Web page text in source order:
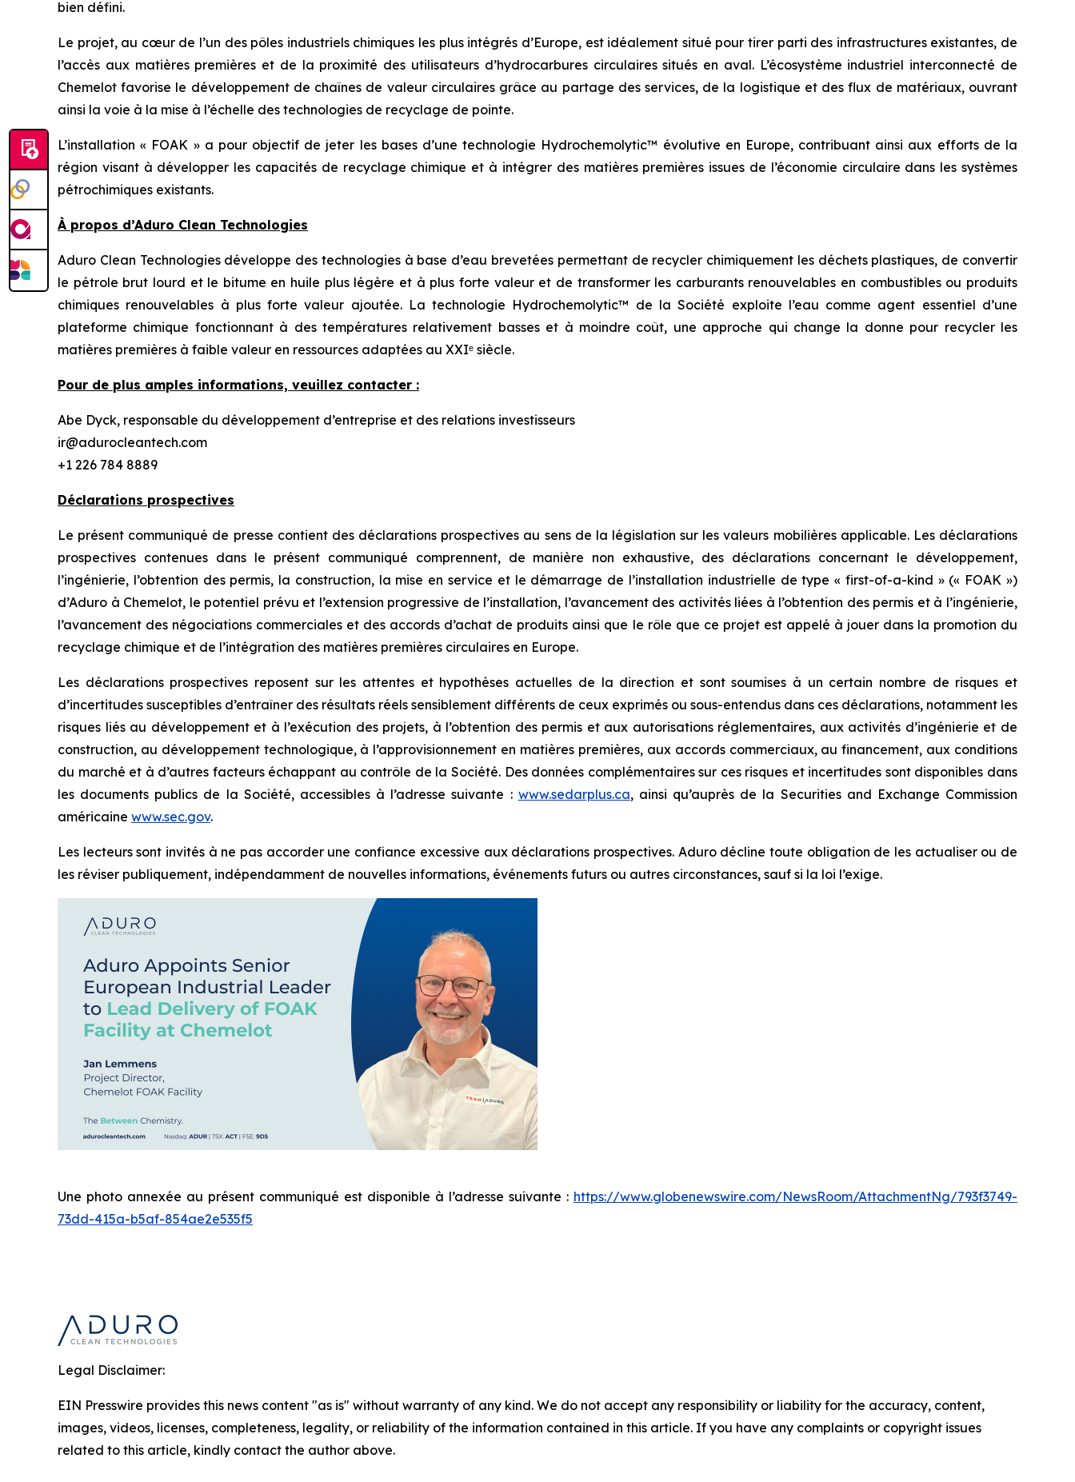
bien défini.
Le projet, au cœur de l’un des pôles industriels chimiques les plus intégrés d’Europe, est idéalement situé pour tirer parti des infrastructures existantes, de
l’accès aux matières premières et de la proximité des utilisateurs d’hydrocarbures circulaires situés en aval. L’écosystème industriel interconnecté de
Chemelot favorise le développement de chaînes de valeur circulaires grâce au partage des services, de la logistique et des flux de matériaux, ouvrant
ainsi la voie à la mise à l’échelle des technologies de recyclage de pointe.
L’installation « FOAK » a pour objectif de jeter les bases d’une technologie Hydrochemolytic™ évolutive en Europe, contribuant ainsi aux efforts de la
région visant à développer les capacités de recyclage chimique et à intégrer des matières premières issues de l’économie circulaire dans les systèmes
pétrochimiques existants.
À propos d’Aduro Clean Technologies
Aduro Clean Technologies développe des technologies à base d’eau brevetées permettant de recycler chimiquement les déchets plastiques, de convertir
le pétrole brut lourd et le bitume en huile plus légère et à plus forte valeur et de transformer les carburants renouvelables en combustibles ou produits
chimiques renouvelables à plus forte valeur ajoutée. La technologie Hydrochemolytic™ de la Société exploite l’eau comme agent essentiel d’une
plateforme chimique fonctionnant à des températures relativement basses et à moindre coût, une approche qui change la donne pour recycler les
matières premières à faible valeur en ressources adaptées au XXIᵉ siècle.
Pour de plus amples informations, veuillez contacter :
Abe Dyck, responsable du développement d’entreprise et des relations investisseurs
ir@adurocleantech.com
+1 226 784 8889
Déclarations prospectives
Le présent communiqué de presse contient des déclarations prospectives au sens de la législation sur les valeurs mobilières applicable. Les déclarations
prospectives contenues dans le présent communiqué comprennent, de manière non exhaustive, des déclarations concernant le développement,
l’ingénierie, l’obtention des permis, la construction, la mise en service et le démarrage de l’installation industrielle de type « first-of-a-kind » (« FOAK »)
d’Aduro à Chemelot, le potentiel prévu et l’extension progressive de l’installation, l’avancement des activités liées à l’obtention des permis et à l’ingénierie,
l’avancement des négociations commerciales et des accords d’achat de produits ainsi que le rôle que ce projet est appelé à jouer dans la promotion du
recyclage chimique et de l’intégration des matières premières circulaires en Europe.
Les déclarations prospectives reposent sur les attentes et hypothèses actuelles de la direction et sont soumises à un certain nombre de risques et
d’incertitudes susceptibles d’entraîner des résultats réels sensiblement différents de ceux exprimés ou sous-entendus dans ces déclarations, notamment les
risques liés au développement et à l’exécution des projets, à l’obtention des permis et aux autorisations réglementaires, aux activités d’ingénierie et de
construction, au développement technologique, à l’approvisionnement en matières premières, aux accords commerciaux, au financement, aux conditions
du marché et à d’autres facteurs échappant au contrôle de la Société. Des données complémentaires sur ces risques et incertitudes sont disponibles dans
les documents publics de la Société, accessibles à l’adresse suivante : www.sedarplus.ca, ainsi qu’auprès de la Securities and Exchange Commission
américaine www.sec.gov.
Les lecteurs sont invités à ne pas accorder une confiance excessive aux déclarations prospectives. Aduro décline toute obligation de les actualiser ou de
les réviser publiquement, indépendamment de nouvelles informations, événements futurs ou autres circonstances, sauf si la loi l’exige.
Une photo annexée au présent communiqué est disponible à l’adresse suivante : https://www.globenewswire.com/NewsRoom/AttachmentNg/793f3749-
73dd-415a-b5af-854ae2e535f5
Legal Disclaimer:
EIN Presswire provides this news content "as is" without warranty of any kind. We do not accept any responsibility or liability for the accuracy, content,
images, videos, licenses, completeness, legality, or reliability of the information contained in this article. If you have any complaints or copyright issues
related to this article, kindly contact the author above.